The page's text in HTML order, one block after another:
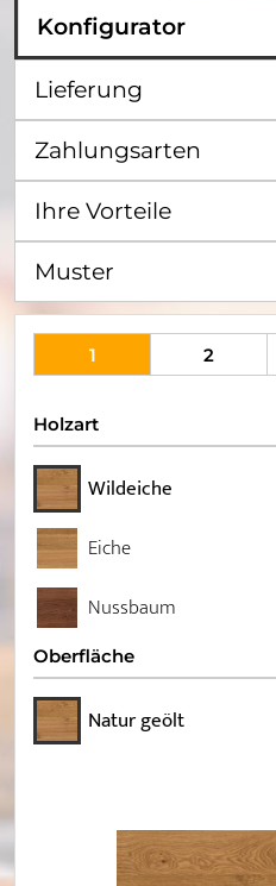
Konfigurator
Lieferung
Zahlungsarten
Ihre Vorteile
Muster
1 2
Holzart
Wildeiche
Eiche
Nussbaum
Oberfläche
Natur geölt